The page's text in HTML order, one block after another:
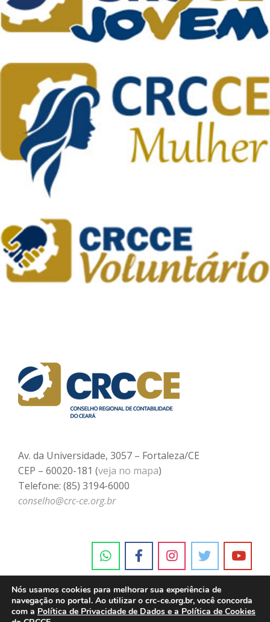
Av. da Universidade, 3057 – Fortaleza/CE
CEP – 60020-181 (veja no mapa)
Telefone: (85) 3194-6000
conselho@crc-ce.org.br
Nós usamos cookies para melhorar sua experiência de
navegação no portal. Ao utilizar o crc-ce.org.br, você concorda
com a Política de Privacidade de Dados e a Política de Cookies